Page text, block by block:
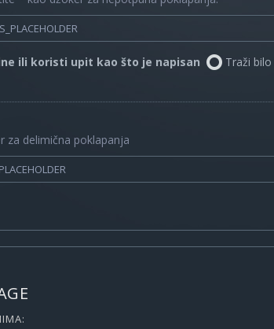
ili koristi upit kao što je napisan Traži
za delimična poklapanja